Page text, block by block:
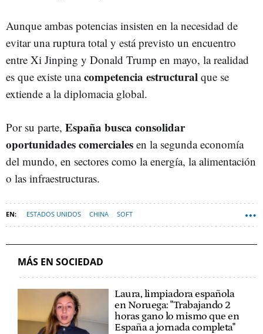
Aunque ambas potencias insisten en la necesidad de
evitar una ruptura total y está previsto un encuentro
entre Xi Jinping y Donald Trump en mayo, la realidad
es que existe unacompetencia estructural que se
extiende a la diplomacia global.
Por su parte, España busca consolidar
oportunidades comerciales en la segunda economía
del mundo, en sectores como la energía, la alimentación
o las infraestructuras.
ESTADOS UNIDOS CHINA SOFT
MÁS EN SOCIEDAD
Laura, limpiadora española
en Noruega: "Trabajando 2
horas gano lo mismo que en
España a jornada completa"